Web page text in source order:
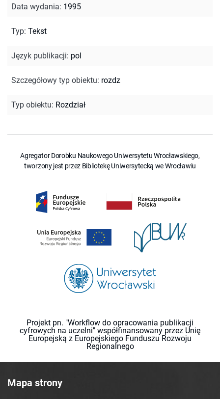
Data wydania: 1995
Typ: Tekst
Język publikacji: pol
Szczegółowy typ obiektu: rozdz
Typ obiektu: Rozdział
Agregator Dorobku Naukowego Uniwersytetu Wrocławskiego,
tworzony jest przez Bibliotekę Uniwersytecką we Wrocławiu
Projekt pn. "Workflow do opracowania publikacji
cyfrowych na uczelni" współfinansowany przez Unię
Europejską z Europejskiego Funduszu Rozwoju
Regionalnego
Mapa strony